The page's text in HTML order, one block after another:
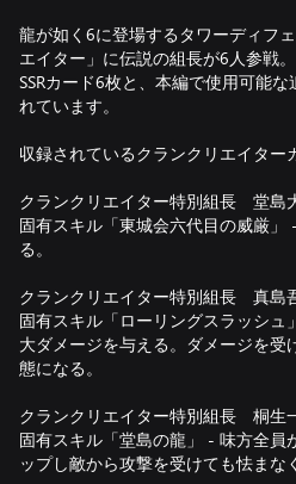
龍が如く6に登場するタワーディフ
エイター」に伝説の組長が6人参戦
SSRカード6枚と、本編で使用可能
れています。
収録されているクランクリエイター
クランクリエイター特別組長 堂島大
固有スキル「東城会六代目の威厳」
る。
クランクリエイター特別組長 真島吾
固有スキル「ローリングスラッシュ
大ダメージを与える。ダメージを受
態になる。
クランクリエイター特別組長 桐生一
固有スキル「堂島の龍」 - 味方全員
ップし敵から攻撃を受けても怯まな